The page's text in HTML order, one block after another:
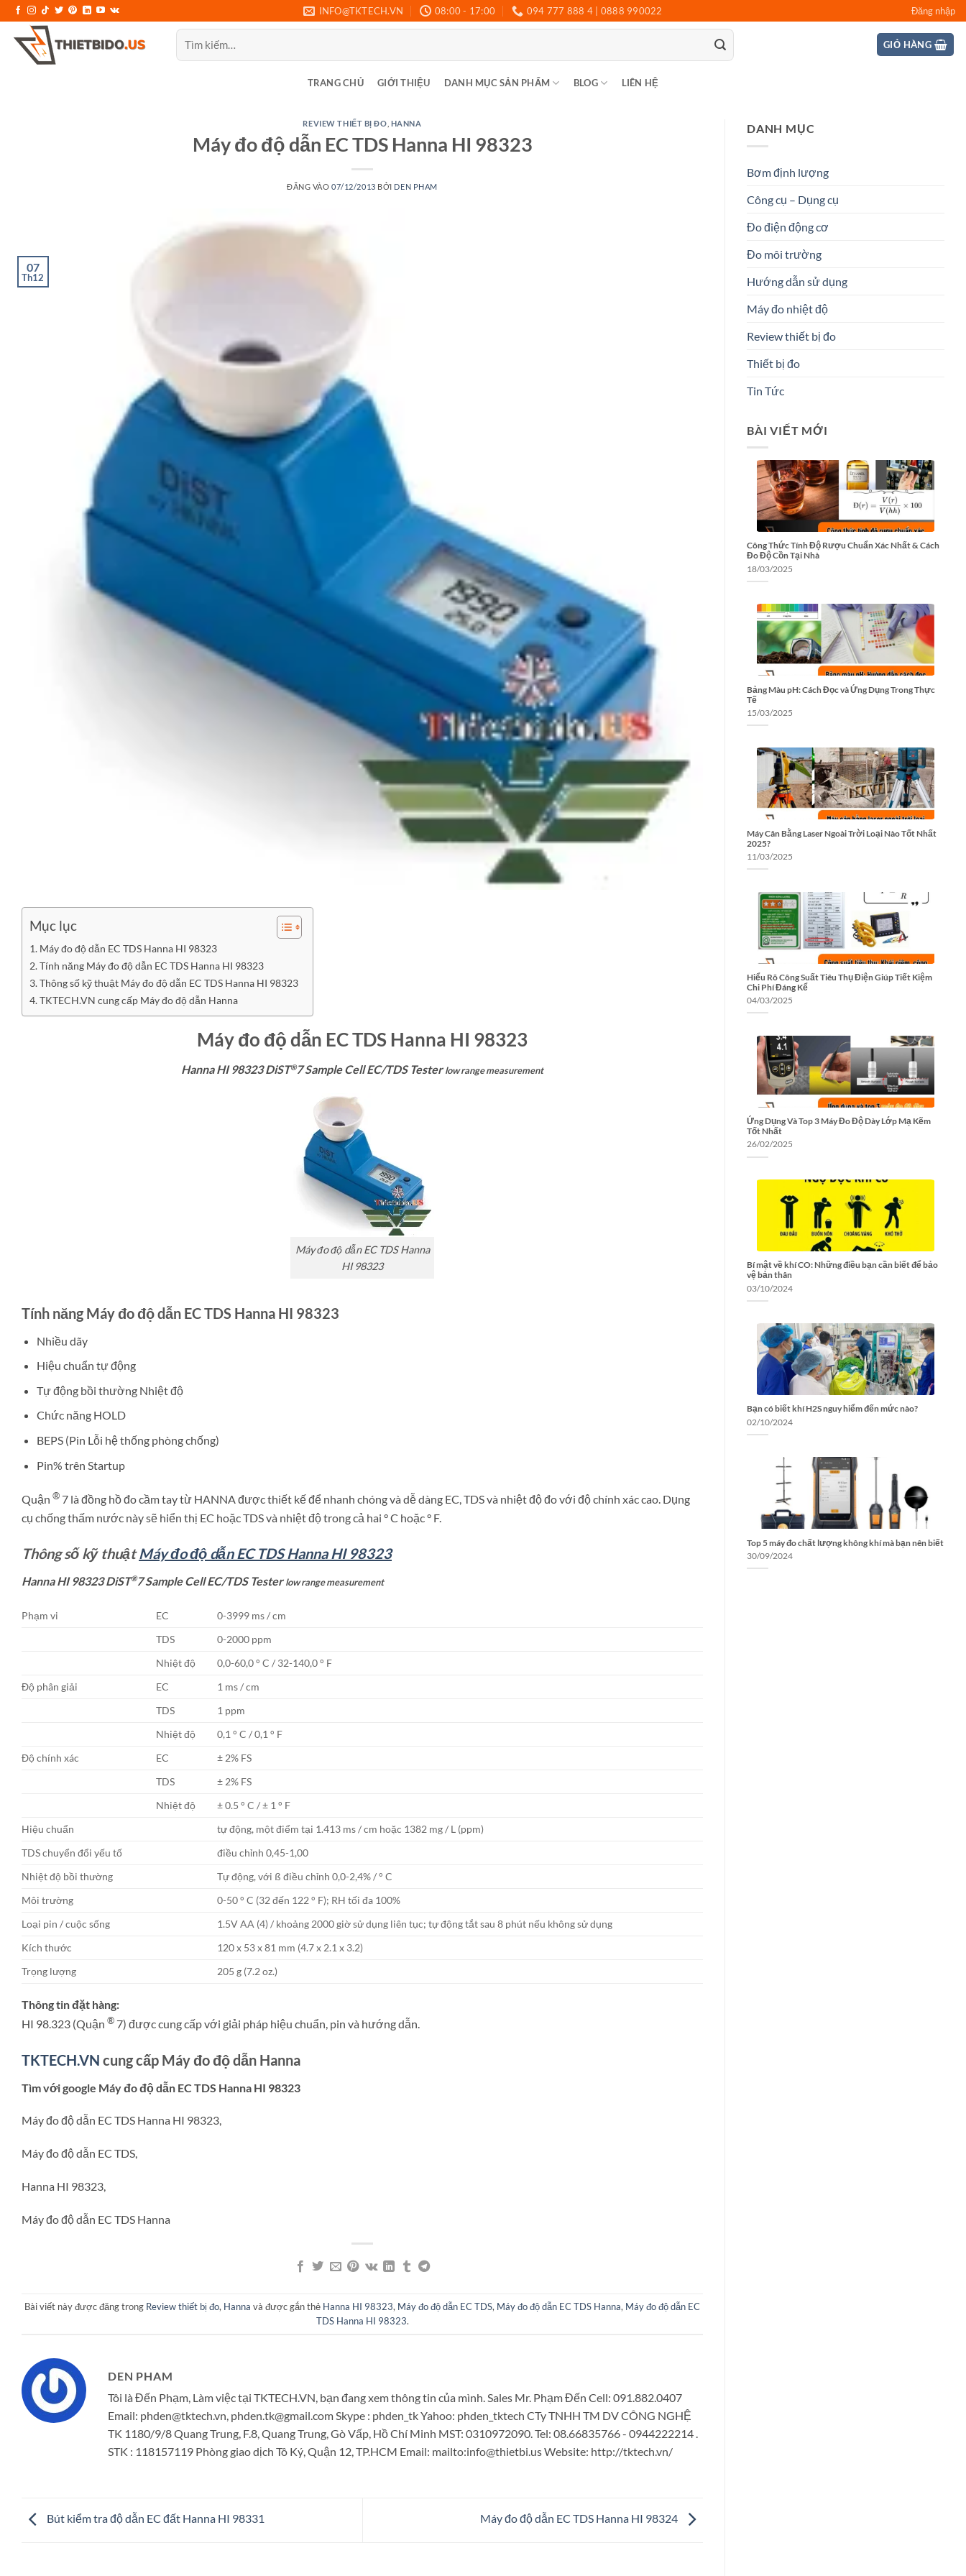
qua
nội
INFO@TKTECH.VN 08:00 - 17:00 094 777 888 4 | 0888 990022 Đăng nhập
Tìm
kiếm:
GIỎ HÀNG
TRANG CHỦ GIỚI THIỆU DANH MỤC SẢN PHẨM BLOG LIÊN HỆ
REVIEW THIẾT BỊ ĐO HANNA
Máy đo độ dẫn EC TDS Hanna HI 98323
ĐĂNG VÀO07/12/2013 BỞI DEN PHAM
07
Th12
Mục lục
Máy đo độ dẫn EC TDS Hanna HI 98323
Tính năng Máy đo độ dẫn EC TDS Hanna HI 98323
Thông số kỹ thuật Máy đo độ dẫn EC TDS Hanna HI 98323
TKTECH.VN cung cấp Máy đo độ dẫn Hanna
Máy đo độ dẫn EC TDS Hanna HI 98323
Hanna HI 98323 DiST®7 Sample Cell EC/TDS Testerlow range measurement
Máy đo độ dẫn EC TDS Hanna
HI 98323
Tính năng Máy đo độ dẫn EC TDS Hanna HI 98323
Nhiều dãy
Hiệu chuẩn tự động
Tự động bồi thường Nhiệt độ
Chức năng HOLD
BEPS (Pin Lỗi hệ thống phòng chống)
Pin% trên Startup
Quận ® 7 là đồng hồ đo cầm tay từ HANNA được thiết kế để nhanh chóng và dễ dàng EC, TDS và nhiệt độ đo với độ chính xác cao. Dụng
cụ chống thấm nước này sẽ hiển thị EC hoặc TDS và nhiệt độ trong cả hai ° C hoặc ° F.
Thông số kỹ thuậtMáy đo độ dẫn EC TDS Hanna HI 98323
Hanna HI 98323 DiST®7 Sample Cell EC/TDS Testerlow range measurement
Phạm vi EC
0-3999 ms / cm
TDS
0-2000 ppm
Nhiệt độ
0,0-60,0 ° C / 32-140,0 ° F
Độ phân giải
EC
1 ms / cm
TDS
1 ppm
Nhiệt độ
0,1 ° C / 0,1 ° F
Độ chính xác
EC
± 2% FS
TDS
± 2% FS
Nhiệt độ
± 0.5 ° C / ± 1 ° F
Hiệu chuẩn
tự động, một điểm tại 1.413 ms / cm hoặc 1382 mg / L (ppm)
TDS chuyển đổi yếu tố
điều chỉnh 0,45-1,00
Nhiệt độ bồi thường
Tự động, với ß điều chỉnh 0,0-2,4% / ° C
Môi trường
0-50 ° C (32 đến 122 ° F); RH tối đa 100%
Loại pin / cuộc sống
1.5V AA (4) / khoảng 2000 giờ sử dụng liên tục; tự động tắt sau 8 phút nếu không sử dụng
Kích thước
120 x 53 x 81 mm (4.7 x 2.1 x 3.2)
Trọng lượng
205 g (7.2 oz.)
Thông tin đặt hàng:
HI 98.323 (Quận ® 7) được cung cấp với giải pháp hiệu chuẩn, pin và hướng dẫn.
TKTECH.VN cung cấp Máy đo độ dẫn Hanna
Tìm với google Máy đo độ dẫn EC TDS Hanna HI 98323
Máy đo độ dẫn EC TDS Hanna HI 98323,
Máy đo độ dẫn EC TDS,
Hanna HI 98323,
Máy đo độ dẫn EC TDS Hanna
Bài viết này được đăng trong Review thiết bị đo, Hanna và được gắn thẻ Hanna HI 98323, Máy đo độ dẫn EC TDS, Máy đo độ dẫn EC TDS Hanna, Máy đo độ dẫn EC
TDS Hanna HI 98323.
DEN PHAM
Tôi là Đến Phạm, Làm việc tại TKTECH.VN, bạn đang xem thông tin của mình. Sales Mr. Phạm Đến Cell: 091.882.0407
Email: phden@tktech.vn, phden.tk@gmail.com Skype : phden_tk Yahoo: phden_tktech CTy TNHH TM DV CÔNG NGHỆ
TK 1180/9/8 Quang Trung, F.8, Quang Trung, Gò Vấp, Hồ Chí Minh MST: 0310972090. Tel: 08.66835766 - 0944222214 .
STK : 118157119 Phòng giao dịch Tô Ký, Quận 12, TP.HCM Email: mailto:info@thietbi.us Website: http://tktech.vn/
Bút kiểm tra độ dẫn EC đất Hanna HI 98331 Máy đo độ dẫn EC TDS Hanna HI 98324
DANH MỤC
Bơm định lượng
Công cụ – Dụng cụ
Đo điện động cơ
Đo môi trường
Hướng dẫn sử dụng
Máy đo nhiệt độ
Review thiết bị đo
Thiết bị đo
Tin Tức
BÀI VIẾT MỚI
Công Thức Tính Độ Rượu Chuẩn Xác Nhất & Cách
Đo Độ Cồn Tại Nhà
18/03/2025
Bảng Màu pH: Cách Đọc và Ứng Dụng Trong Thực
Tế
15/03/2025
Máy Cân Bằng Laser Ngoài Trời Loại Nào Tốt Nhất
2025?
11/03/2025
Hiểu Rõ Công Suất Tiêu Thụ Điện Giúp Tiết Kiệm
Chi Phí Đáng Kể
04/03/2025
Ứng Dụng Và Top 3 Máy Đo Độ Dày Lớp Mạ Kẽm
Tốt Nhất
26/02/2025
Bí mật về khí CO: Những điều bạn cần biết để bảo
vệ bản thân
03/10/2024
Bạn có biết khí H2S nguy hiểm đến mức nào?
02/10/2024
Top 5 máy đo chất lượng không khí mà bạn nên biết
30/09/2024